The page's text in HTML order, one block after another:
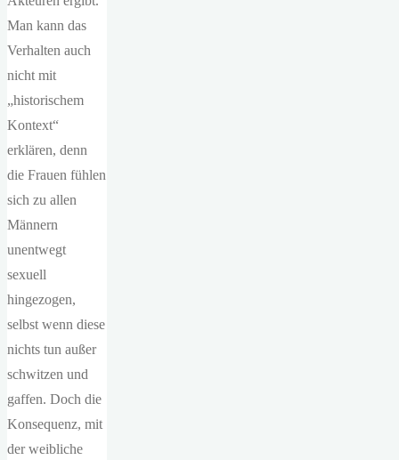
Man kann das
Verhalten auch
nicht mit
„historischem
Kontext“
erklären, denn
die Frauen fühlen
sich zu allen
Männern
unentwegt
sexuell
hingezogen,
selbst wenn diese
nichts tun außer
schwitzen und
gaffen. Doch die
Konsequenz, mit
der weibliche